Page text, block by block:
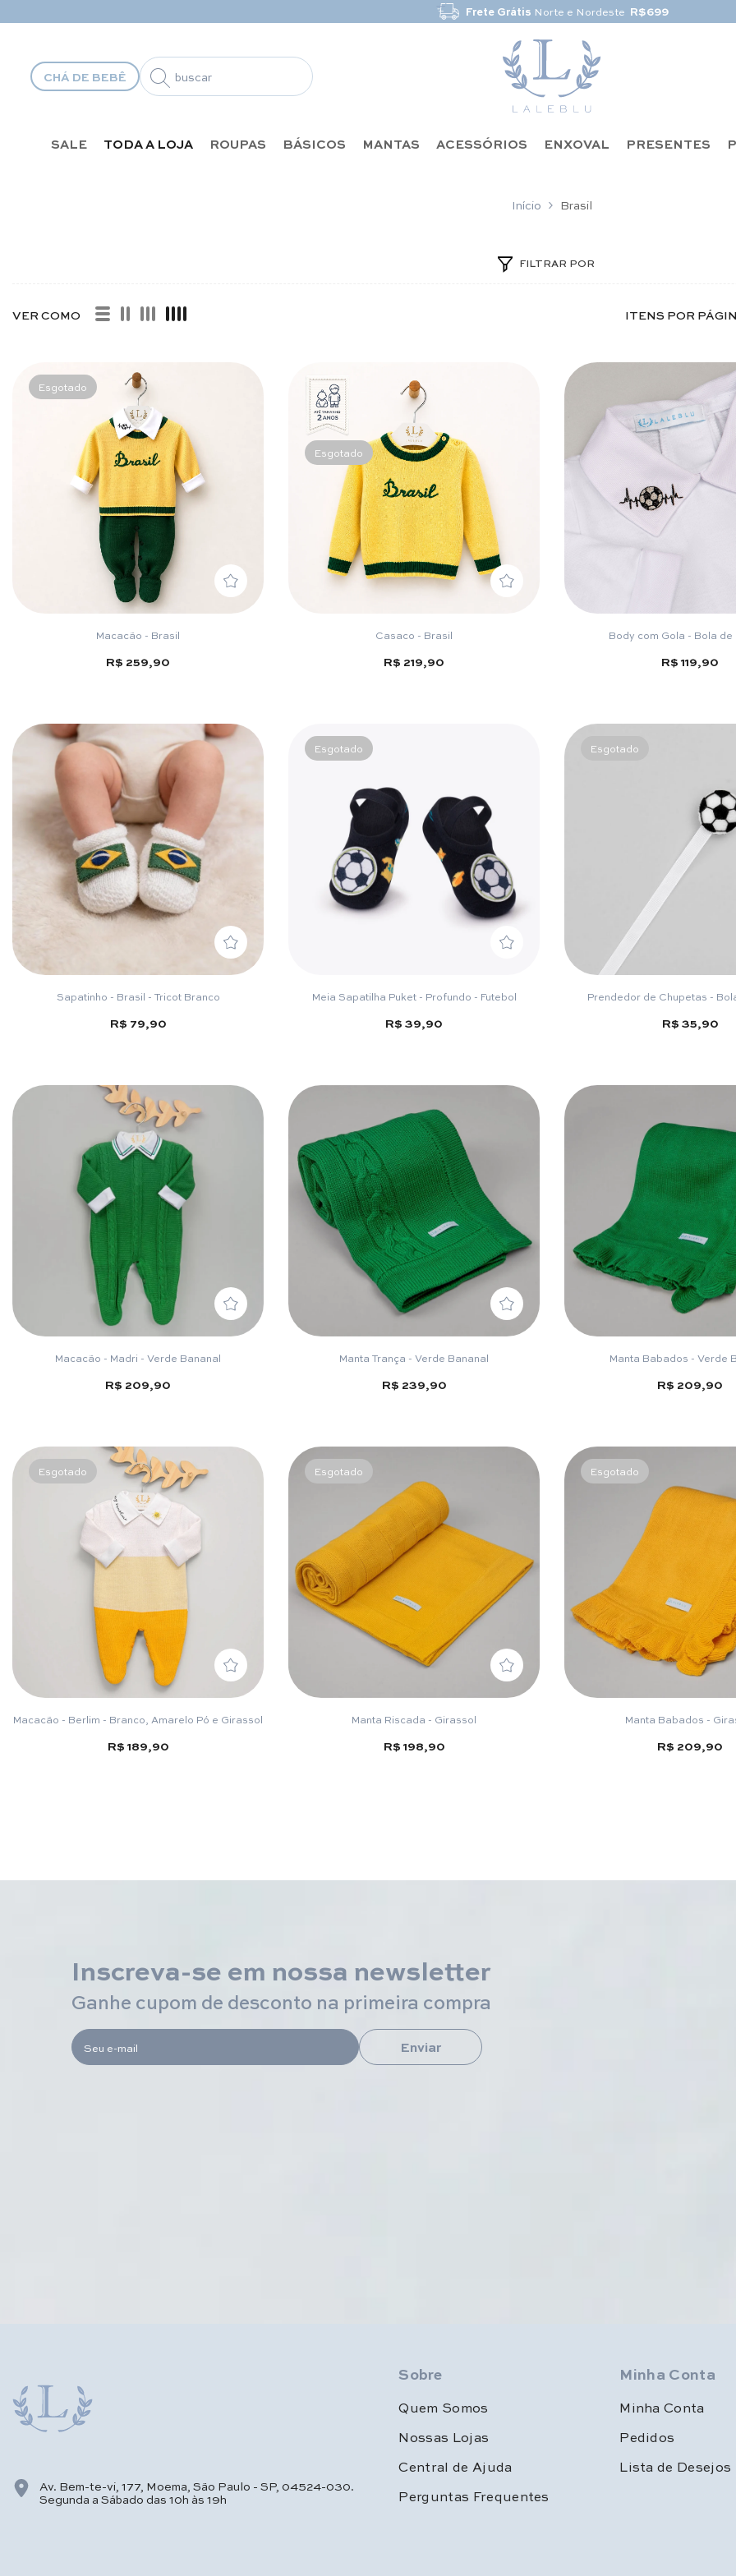
Frete Grátis Norte e Nordeste R$699
CHÁ DE BEBÊ
SALE TODA A LOJA ROUPAS BÁSICOS MANTAS ACESSÓRIOS ENXOVAL PRESENTES
Início Brasil
FILTRAR POR
VER COMO ITENS POR
Esgotado
Macacão - Brasil
R$ 259,90
Esgotado
Casaco - Brasil
R$ 219,90
Body com Gola - Bola de
R$ 119,90
Sapatinho - Brasil - Tricot Branco
R$ 79,90
Esgotado
Meia Sapatilha Puket - Profundo - Futebol
R$ 39,90
Esgotado
Prendedor de Chupetas -
R$ 35,90
Macacão - Madri - Verde Bananal
R$ 209,90
Manta Trança - Verde Bananal
R$ 239,90
Manta Babados - Verde
R$ 209,90
Esgotado
Macacão - Berlim - Branco, Amarelo Pó e Girassol
R$ 189,90
Esgotado
Manta Riscada - Girassol
R$ 198,90
Esgotado
Manta Babados -
R$ 209,90
Inscreva-se em nossa newsletter
Ganhe cupom de desconto na primeira compra
Seu e-mail Enviar
Av. Bem-te-vi, 177, Moema, São Paulo - SP, 04524-030.
Segunda a Sábado das 10h às 19h
Sobre
Quem Somos
Nossas Lojas
Central de Ajuda
Perguntas Frequentes
Minha Conta
Minha Conta
Pedidos
Lista de Desejos